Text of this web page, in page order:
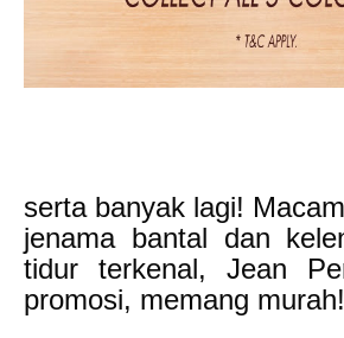
serta banyak lagi!
jenama bantal dan
tidur terkenal, Jean
promosi, memang murah!